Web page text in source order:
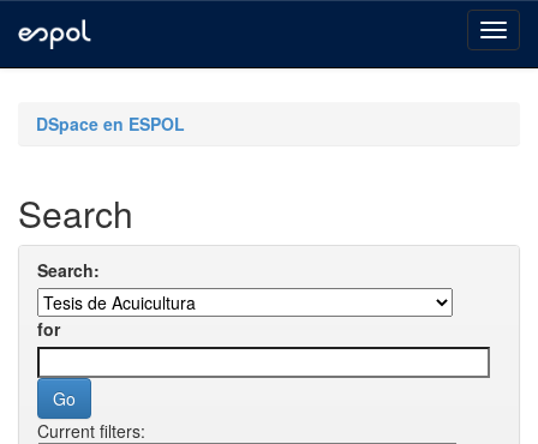
navigationDSpace en ESPOL
Search
Search:
for
Current filters: